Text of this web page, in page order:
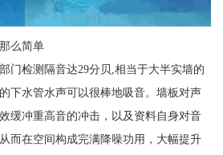
那么简单
门检测隔音达29分贝,相当于大半实墙的
下水管水声可以很棒地吸音。墙板对声
缓冲重高音的冲击，以及资料自身对音
而在空间构成完满降噪功用，大幅提升